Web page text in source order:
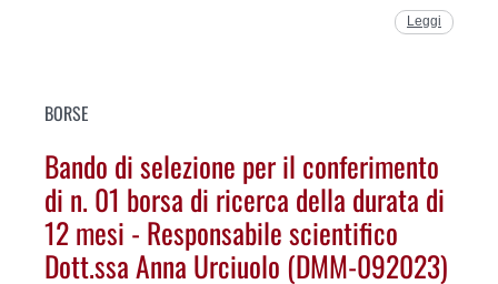
Leggi
BORSE
Bando di selezione per il conferimento
di n. 01 borsa di ricerca della durata di
12 mesi - Responsabile scientifico
Dott.ssa Anna Urciuolo (DMM-092023)